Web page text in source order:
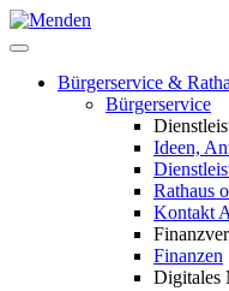
Bürgerservice &
Bürgerservice
Ideen,
Rathaus
Kontakt
Finanzen
Digitales